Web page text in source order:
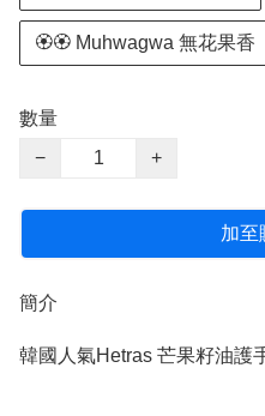
🏵🏵 Muhwagwa 無花果香
數量
−
+
加至
簡介
韓國人氣Hetras 芒果籽油護